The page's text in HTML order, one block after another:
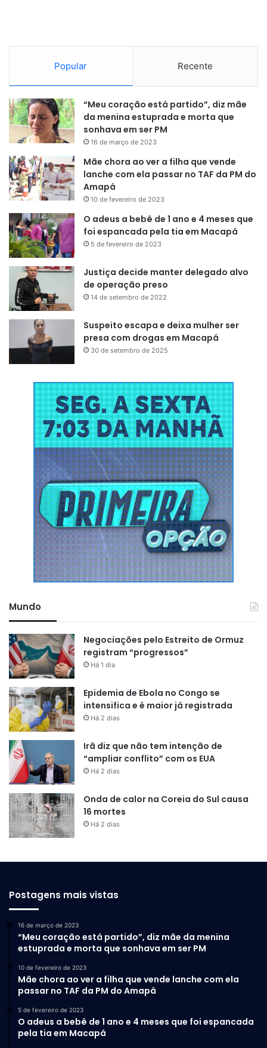
Popular Recente
“Meu coração está partido”, diz mãe
da menina estuprada e morta que
sonhava em ser PM
16 de março de 2023
Mãe chora ao ver a filha que vende
lanche com ela passar no TAF da PM do
Amapá
10 de fevereiro de 2023
O adeus a bebê de 1 ano e 4 meses que
foi espancada pela tia em Macapá
5 de fevereiro de 2023
Justiça decide manter delegado alvo
de operação preso
14 de setembro de 2022
Suspeito escapa e deixa mulher ser
presa com drogas em Macapá
30 de setembro de 2025
Mundo
Negociações pelo Estreito de Ormuz
registram “progressos”
Há 1 dia
Epidemia de Ebola no Congo se
intensifica e é maior já registrada
Há 2 dias
Irã diz que não tem intenção de
“ampliar conflito” com os EUA
Há 2 dias
Onda de calor na Coreia do Sul causa
16 mortes
Há 2 dias
Postagens mais vistas
16 de março de 2023
“Meu coração está partido”, diz mãe da menina
estuprada e morta que sonhava em ser PM
10 de fevereiro de 2023
Mãe chora ao ver a filha que vende lanche com ela
passar no TAF da PM do Amapá
5 de fevereiro de 2023
O adeus a bebê de 1 ano e 4 meses que foi espancada
pela tia em Macapá